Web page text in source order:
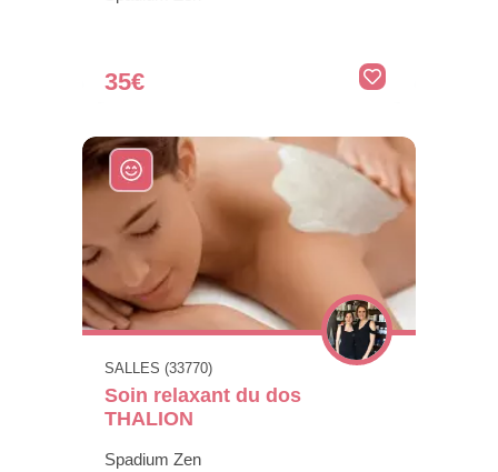
35€
SALLES (33770)
Soin relaxant du dos
THALION
Spadium Zen